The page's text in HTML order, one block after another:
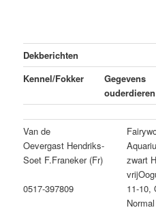
Dekberichten
Kennel/Fokker
Gegevens
ouderdieren
Van de
Oevergast Hendriks-
Soet F.Franeker (Fr)
0517-397809
zwart
11-10,
Normal